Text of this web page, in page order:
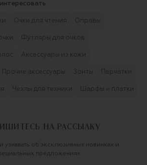
Очки для чтения Оправы
Футляры для очков
Аксессуары из кожи
Прочие аксессуары Зонты Перчатки
Чехлы для техники Шарфы и платки
НА РАССЫЛКУ
узнавать об эксклюзивных новинках и
предложениях